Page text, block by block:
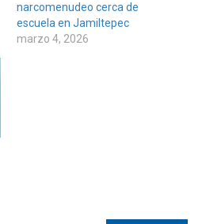
narcomenudeo cerca de
escuela en Jamiltepec
marzo 4, 2026